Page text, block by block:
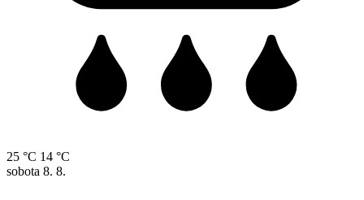
25 °C 14 °C
sobota 8. 8.